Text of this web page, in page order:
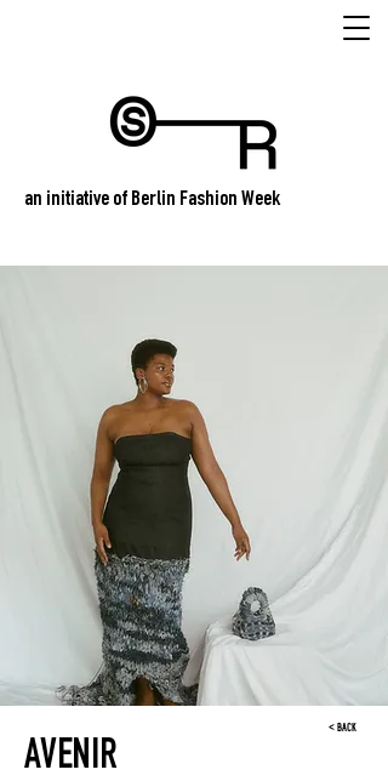
an initiative of Berlin Fashion Week
< BACK
AVENIR